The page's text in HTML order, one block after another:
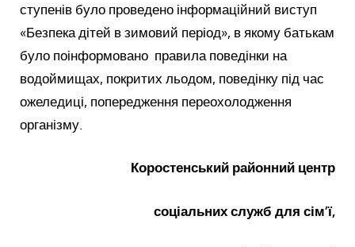
ступенів було проведено інформаційний виступ
«Безпека дітей в зимовий період», в якому батькам
було поінформовано правила поведінки на
водоймищах, покритих льодом, поведінку під час
ожеледиці, попередження переохолодження
організму.
Коростенський районний центр
соціальних служб для сім’ї,